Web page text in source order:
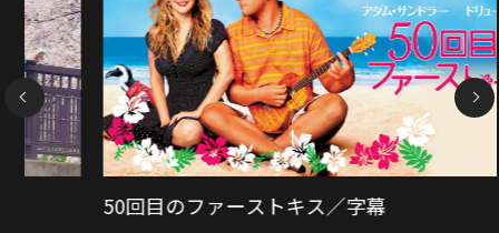
NEXT
チケット・トゥ・パラダイス／字幕